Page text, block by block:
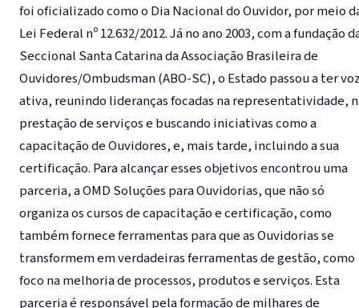
foi oficializado como o Dia Nacional do Ouvidor, por meio
Lei Federal nº 12.632/2012. Já no ano 2003, com a fundação
Seccional Santa Catarina da Associação Brasileira de
Ouvidores/Ombudsman (ABO-SC), o Estado passou a ter
ativa, reunindo lideranças focadas na representatividade,
prestação de serviços e buscando iniciativas como a
capacitação de Ouvidores, e, mais tarde, incluindo a sua
certificação. Para alcançar esses objetivos encontrou uma
parceria, a OMD Soluções para Ouvidorias, que não só
organiza os cursos de capacitação e certificação, como
também fornece ferramentas para que as Ouvidorias se
transformem em verdadeiras ferramentas de gestão, como
foco na melhoria de processos, produtos e serviços. Esta
parceria é responsável pela formação de milhares de